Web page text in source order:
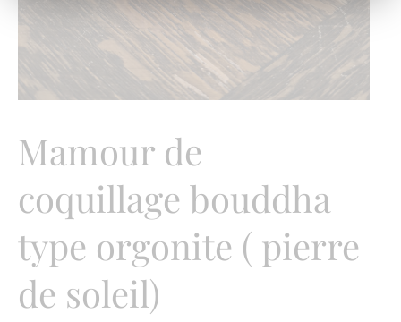
Mamour de
coquillage bouddha
type orgonite ( pierre
de soleil)